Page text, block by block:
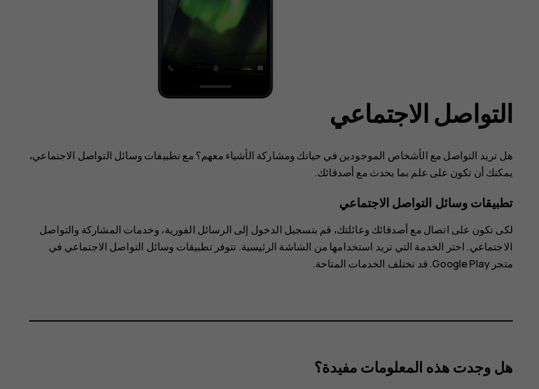
التواصل الاجتماعي
هل تريد التواصل مع الأشخاص الموجودين في حياتك ومشاركة الأشياء معهم؟ مع تطبيقات وسائل التواصل الاجتماعي،
يمكنك أن تكون على علم بما يحدث مع أصدقائك.
تطبيقات وسائل التواصل الاجتماعي
لكى تكون على اتصال مع أصدقائك وعائلتك، قم بتسجيل الدخول إلى الرسائل الفورية، وخدمات المشاركة والتواصل
الاجتماعي. اختر الخدمة التي تريد استخدامها من الشاشة الرئيسية. تتوفر تطبيقات وسائل التواصل الاجتماعي في
متجر Google Play
. قد تختلف الخدمات المتاحة.
هل وجدت هذه المعلومات مفيدة؟